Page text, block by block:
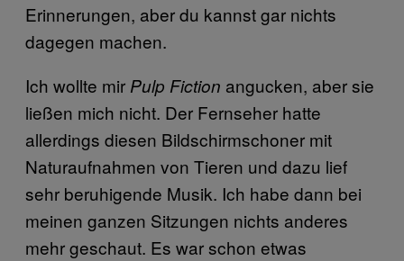
Erinnerungen, aber du kannst gar nichts
dagegen machen.
Ich wollte mir Pulp Fiction angucken, aber sie
ließen mich nicht. Der Fernseher hatte
allerdings diesen Bildschirmschoner mit
Naturaufnahmen von Tieren und dazu lief
sehr beruhigende Musik. Ich habe dann bei
meinen ganzen Sitzungen nichts anderes
mehr geschaut. Es war schon etwas